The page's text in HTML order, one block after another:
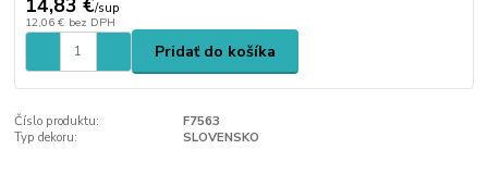
14,83 €/sup
12,06 € bez DPH
Pridať do košíka
Číslo produktu:
F7563
Typ dekoru:
SLOVENSKO